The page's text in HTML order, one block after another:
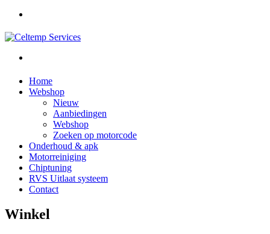
Home
Webshop
Nieuw
Aanbiedingen
Webshop
Zoeken op motorcode
Onderhoud & apk
Motorreiniging
Chiptuning
RVS Uitlaat systeem
Contact
Winkel